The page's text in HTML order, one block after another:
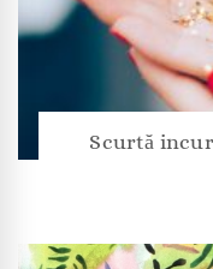
Scurtă